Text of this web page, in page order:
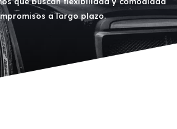
a largo plazo.